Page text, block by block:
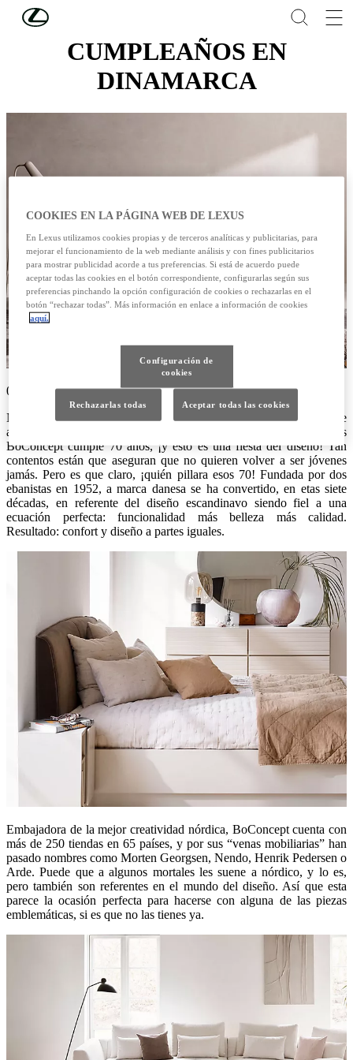
Skip to Main Content
CUMPLEAÑOS EN
DINAMARCA
08/07/2022
No es que la famosa sirena del puerto de Copenhaque esté de
aniversario. Mejor aún. Es que la firma danesa de muebles
BoConcept cumple 70 años, ¡y esto es una fiesta del diseño! Tan
contentos están que aseguran que no quieren volver a ser jóvenes
jamás. Pero es que claro, ¡quién pillara esos 70! Fundada por dos
ebanistas en 1952, a marca danesa se ha convertido, en etas siete
décadas, en referente del diseño escandinavo siendo fiel a una
ecuación perfecta: funcionalidad más belleza más calidad.
Resultado: confort y diseño a partes iguales.
Embajadora de la mejor creatividad nórdica, BoConcept cuenta con
más de 250 tiendas en 65 países, y por sus “venas mobiliarias” han
pasado nombres como Morten Georgsen, Nendo, Henrik Pedersen o
Arde. Puede que a algunos mortales les suene a nórdico, y lo es,
pero también son referentes en el mundo del diseño. Así que esta
parece la ocasión perfecta para hacerse con alguna de las piezas
emblemáticas, si es que no las tienes ya.
COOKIES EN LA PÁGINA WEB DE LEXUS
En Lexus utilizamos cookies propias y de terceros analíticas y publicitarias, para
mejorar el funcionamiento de la web mediante análisis y con fines publicitarios
para mostrar publicidad acorde a tus preferencias. Si está de acuerdo puede
aceptar todas las cookies en el botón correspondiente, configurarlas según sus
preferencias pinchando la opción configuración de cookies o rechazarlas en el
botón “rechazar todas”. Más información en enlace a información de cookies
aquí.
Configuración de
cookies
Rechazarlas todas Aceptar todas las cookies